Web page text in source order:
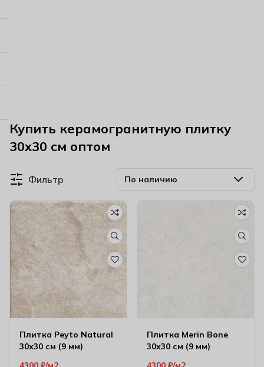
Купить керамогранитную плитку
30х30 см оптом
Фильтр
Плитка Peyto Natural
30х30 см (9 мм)
Плитка Merin Bone
30х30 см (9 мм)